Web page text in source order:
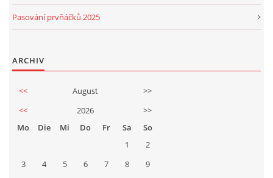
Pasování prvňáčků 2025
ARCHIV
<< August
>>
<<
2026
>>
Mo
Die Mi Do Fr Sa
So
1
2
3
4 5 6 7 8 9